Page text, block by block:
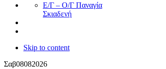
Ε/Γ – Ο/Γ Παναγία
Σκιαδενή
Skip to content
Σαβ08082026